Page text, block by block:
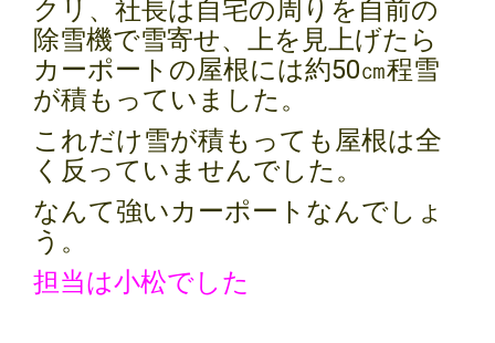
クリ、社長は自宅の周りを自前の
除雪機で雪寄せ、上を見上げたら
カーポートの屋根には約50㎝程雪
が積もっていました。
これだけ雪が積もっても屋根は全
く反っていませんでした。
なんて強いカーポートなんでしょ
う。
担当は小松でした